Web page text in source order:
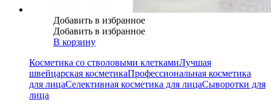
Добавить в избранное
Добавить в избранное
В корзину
Косметика со стволовыми клеткамиЛучшая
швейцарская косметикаПрофессиональная косметика
для лицаСелективная косметика для лицаСыворотки для
лица